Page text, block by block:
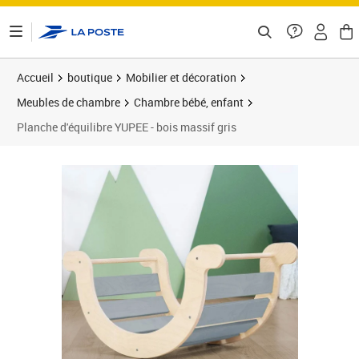
Accueil boutique
Mobilier et décoration
Meubles de chambre
Chambre bébé, enfant
Planche d'équilibre YUPEE - bois massif gris